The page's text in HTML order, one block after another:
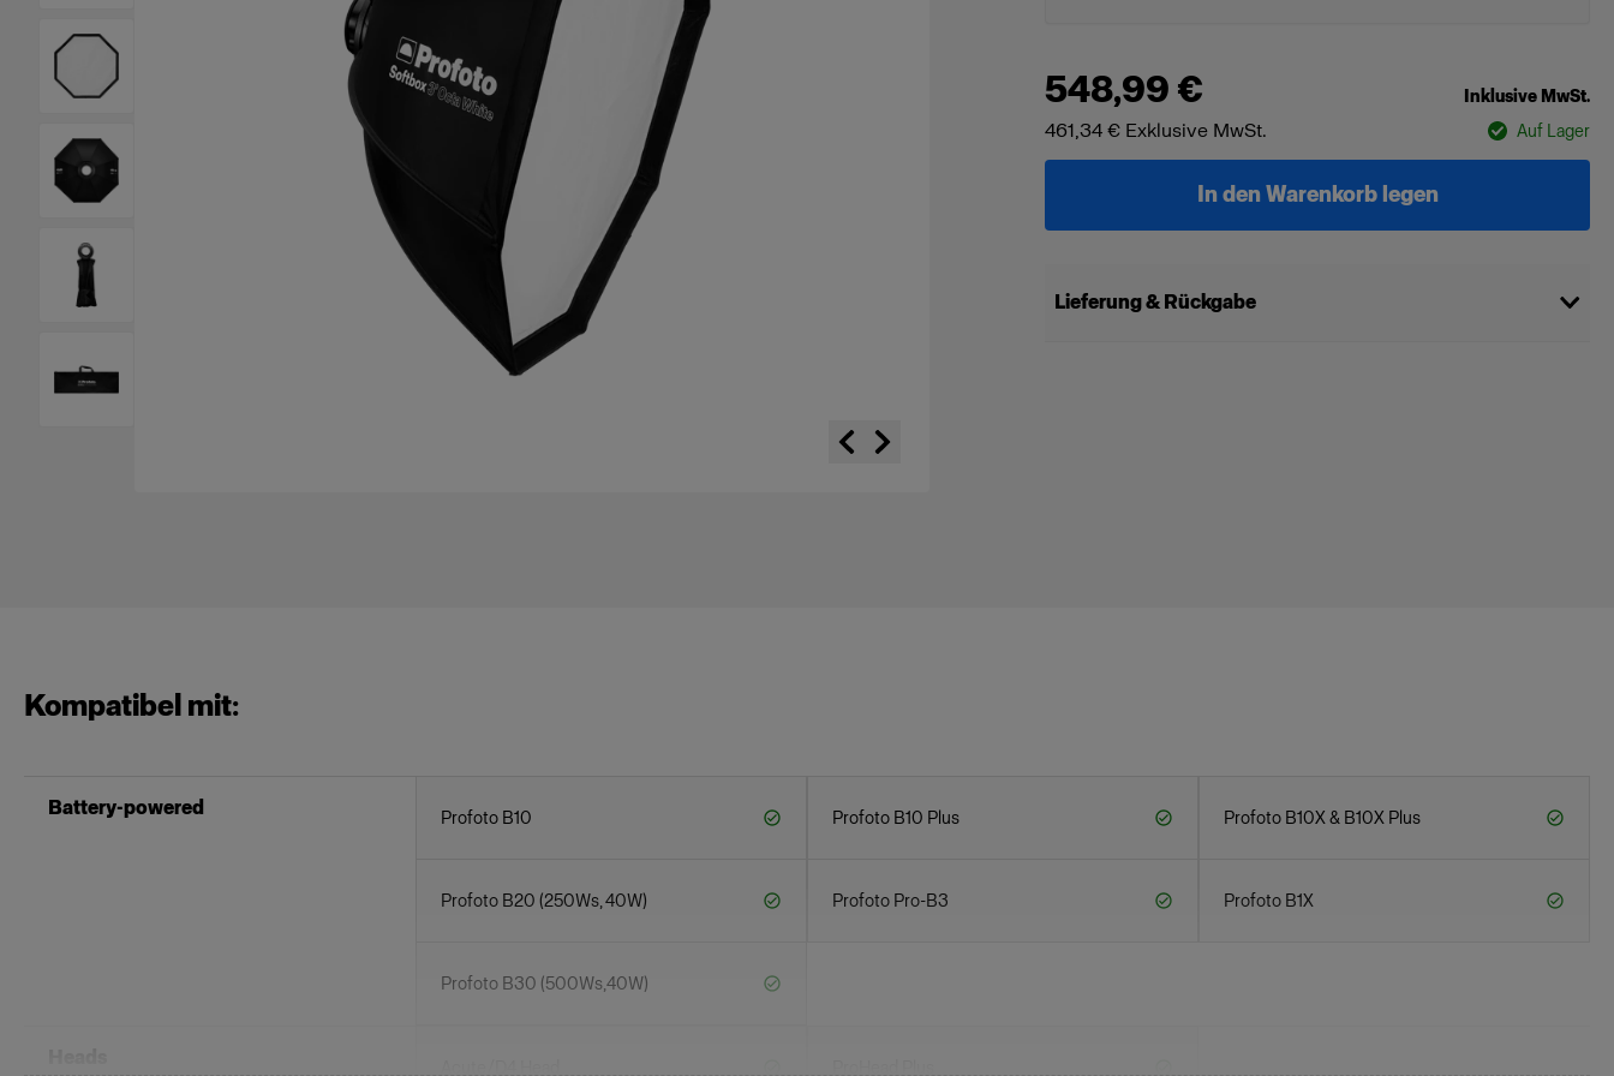
548,99 € Inklusive MwSt.
461,34 € Exklusive MwSt. Auf Lager
In den Warenkorb legen
Lieferung & Rückgabe
Kompatibel mit:
Battery-powered Profoto B10 Profoto B10 Plus Profoto B10X & B10X Plus
Profoto B20 (250Ws, 40W) Profoto Pro-B3 Profoto B1X
Profoto B30 (500Ws,40W)